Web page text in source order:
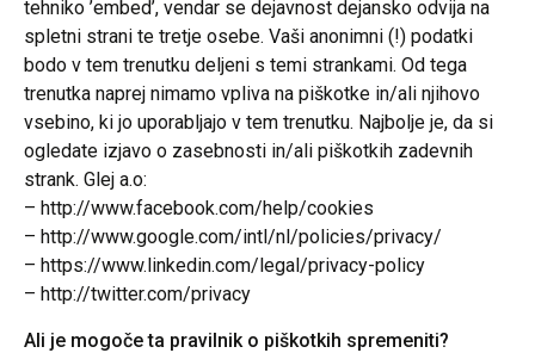
tehniko ’embed’, vendar se dejavnost dejansko odvija na
spletni strani te tretje osebe. Vaši anonimni (!) podatki
bodo v tem trenutku deljeni s temi strankami. Od tega
trenutka naprej nimamo vpliva na piškotke in/ali njihovo
vsebino, ki jo uporabljajo v tem trenutku. Najbolje je, da si
ogledate izjavo o zasebnosti in/ali piškotkih zadevnih
strank. Glej a.o:
– http://www.facebook.com/help/cookies
– http://www.google.com/intl/nl/policies/privacy/
– https://www.linkedin.com/legal/privacy-policy
– http://twitter.com/privacy
Ali je mogoče ta pravilnik o piškotkih spremeniti?